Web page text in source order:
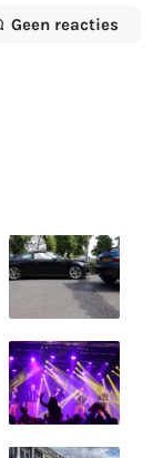
Geen reacties